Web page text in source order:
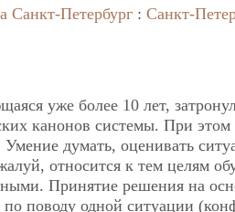
Санкт-Петербург : Санкт-
уже более 10 лет,
канонов системы. При этом
Умение думать, оценивать
относится к тем целям
Принятие решения на
поводу одной ситуации